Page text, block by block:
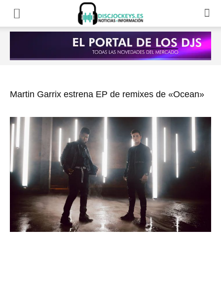
Martin Garrix estrena EP de remixes de «Ocean»